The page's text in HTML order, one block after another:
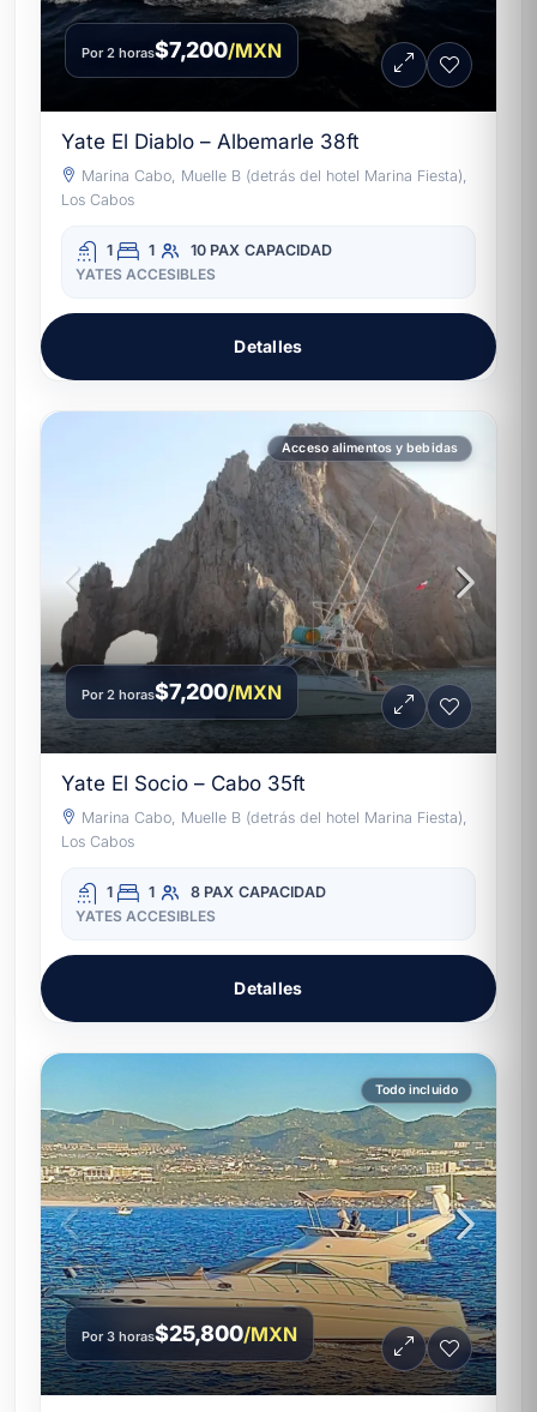
Por 2 horas$7,200/MXN
Yate El Diablo – Albemarle 38ft
Marina Cabo, Muelle B (detrás del hotel Marina Fiesta),
Los Cabos
1 1 10 PAX CAPACIDAD
YATES ACCESIBLES
Detalles
Acceso alimentos y bebidas
Por 2 horas$7,200/MXN
Yate El Socio – Cabo 35ft
Marina Cabo, Muelle B (detrás del hotel Marina Fiesta),
Los Cabos
1 1 8 PAX CAPACIDAD
YATES ACCESIBLES
Detalles
Todo incluido
Por 3 horas$25,800/MXN